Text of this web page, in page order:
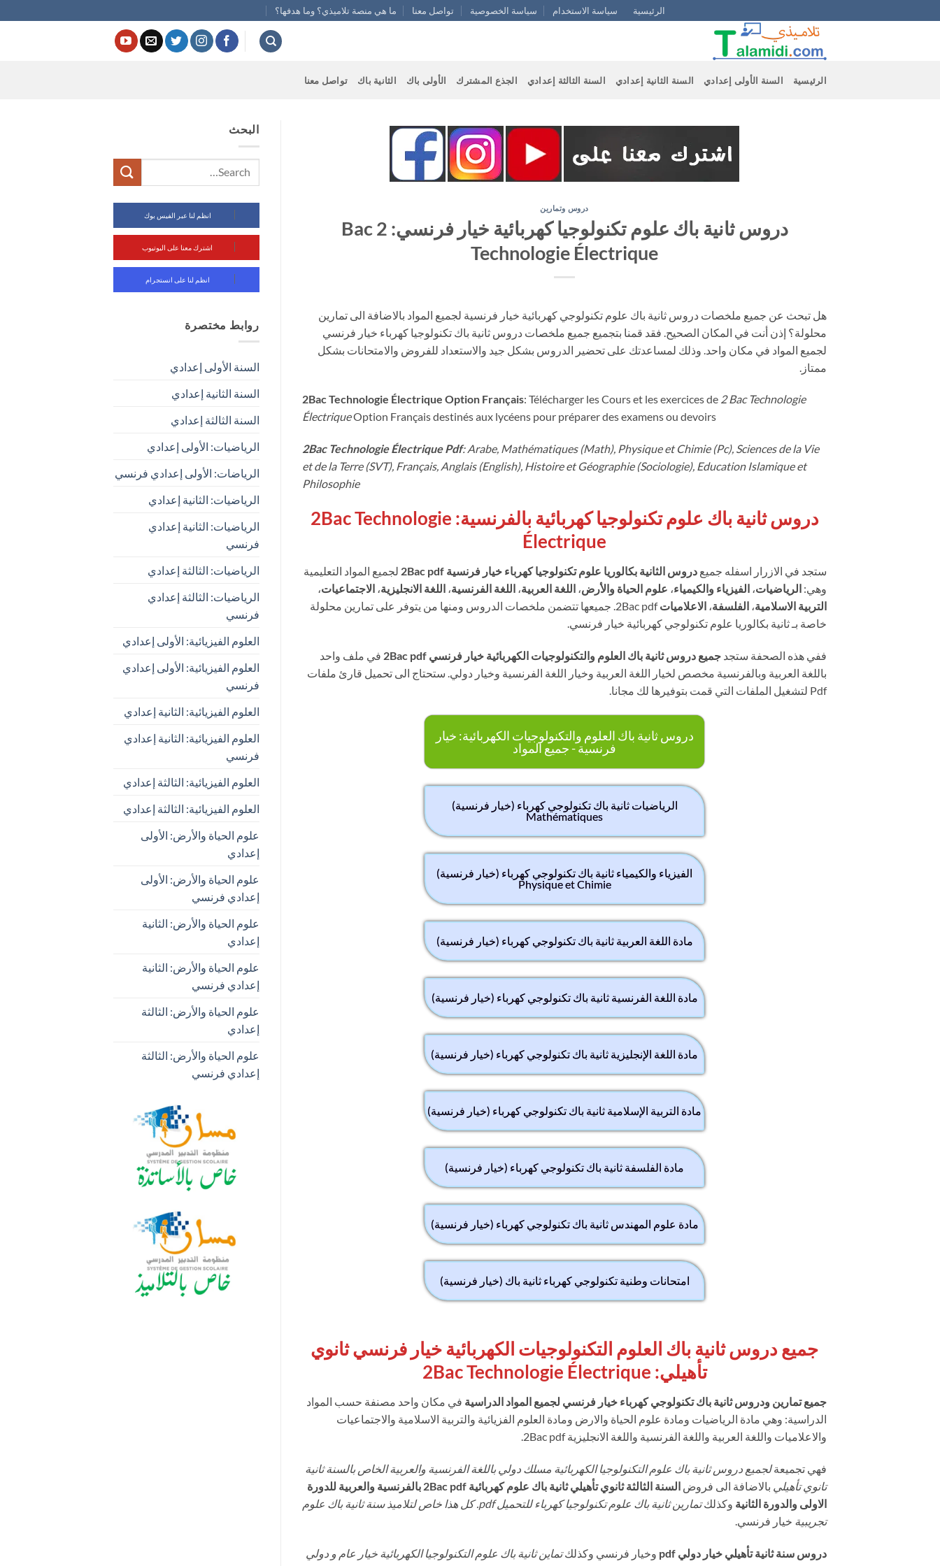
to
الرئيسية سياسة الاستخدام سياسة الخصوصية تواصل معنا ما هي منصة تلاميذي؟ وما هدفها؟
الرئيسية السنة الأولى إعدادي السنة الثانية إعدادي السنة الثالثة إعدادي الجذع المشترك الأولى باك الثانية باك تواصل معنا
دروس وتمارين
دروس ثانية باك علوم تكنولوجيا كهربائية خيار فرنسي: 2 Bac
Technologie Électrique
هل تبحث عن جميع ملخصات دروس ثانية باك علوم تكنولوجي كهربائية خيار فرنسية لجميع المواد بالاضافة الى تمارين
محلولة؟ إذن أنت في المكان الصحيح. فقد قمنا بتجميع جميع ملخصات دروس ثانية باك تكنولوجيا كهرباء خيار فرنسي
لجميع المواد في مكان واحد. وذلك لمساعدتك على تحضير الدروس بشكل جيد والاستعداد للفروض والامتحانات بشكل
ممتاز.
2Bac Technologie Électrique Option Français: Télécharger les Cours et les exercices de 2 Bac Technologie
ÉlectriqueOption Français destinés aux lycéens pour préparer des examens ou devoirs
2Bac Technologie Électrique Pdf: Arabe, Mathématiques (Math), Physique et Chimie (Pc), Sciences de la Vie
et de la Terre (SVT), Français, Anglais (English), Histoire et Géographie (Sociologie), Education Islamique et
Philosophie
دروس ثانية باك علوم تكنولوجيا كهربائية بالفرنسية: 2Bac Technologie
Électrique
ستجد في الازرار اسفله جميع دروس الثانية بكالوريا علوم تكنولوجيا كهرباء خيار فرنسية 2Bac pdf
لجميع المواد التعليمية
وهي: الرياضيات، الفيزياء والكيمياء، علوم الحياة والأرض، اللغة العربية، اللغة الفرنسية، اللغة الانجليزية، الاجتماعيات،
التربية الاسلامية، الفلسفة، الاعلاميات
2Bac pdf. جميعها تتضمن ملخصات الدروس ومنها من يتوفر على تمارين محلولة
خاصة بـ ثانية بكالوريا علوم تكنولوجي كهربائية خيار فرنسي.
ففي هذه الصحفة ستجد جميع دروس ثانية باك العلوم والتكنولوجيات الكهربائية خيار فرنسي 2Bac pdf
في ملف واحد
باللغة العربية وبالفرنسية مخصص لخيار اللغة العربية وخيار اللغة الفرنسية وخيار دولي. ستحتاج الى تحميل قارئ ملفات
Pdf لتشغيل الملفات التي قمت بتوفيرها لك مجانا.
دروس ثانية باك العلوم والتكنولوجيات الكهربائية: خيار
فرنسية - جميع المواد
الرياضيات ثانية باك تكنولوجي كهرباء (خيار فرنسية)
Mathématiques
الفيزياء والكيمياء ثانية باك تكنولوجي كهرباء (خيار فرنسية)
Physique et Chimie
مادة اللغة العربية ثانية باك تكنولوجي كهرباء (خيار فرنسية)
مادة اللغة الفرنسية ثانية باك تكنولوجي كهرباء (خيار فرنسية)
مادة اللغة الإنجليزية ثانية باك تكنولوجي كهرباء (خيار فرنسية)
مادة التربية الإسلامية ثانية باك تكنولوجي كهرباء (خيار فرنسية)
مادة الفلسفة ثانية باك تكنولوجي كهرباء (خيار فرنسية)
مادة علوم المهندس ثانية باك تكنولوجي كهرباء (خيار فرنسية)
امتحانات وطنية تكنولوجي كهرباء ثانية باك (خيار فرنسية)
جميع دروس ثانية باك العلوم التكنولوجيات الكهربائية خيار فرنسي ثانوي
تأهيلي:
جميع تمارين ودروس ثانية باك تكنولوجي كهرباء خيار فرنسي لجميع المواد الدراسية في مكان واحد مصنفة حسب المواد
الدراسية: وهي مادة الرياضيات ومادة علوم الحياة والارض ومادة العلوم الفزيائية والتربية الاسلامية والاجتماعيات
والاعلاميات واللغة العربية واللغة الفرنسية واللغة الانجليزية 2Bac pdf.
فهي تجميعةلجميع دروس ثانية باك علوم التكنولوجيا الكهربائية مسلك دولي باللغة الفرنسية والعربية الخاص بالسنة ثانية
تانوي تأهيلي بالاضافة الى فروض السنة الثالثة ثانوي تأهيلي ثانية باك علوم كهربائية 2Bac pdf
بالفرنسية والعربية للدورة
الاولى والدورة الثانية وكذلك
تمارين ثانية باك علوم تكنولوجيا كهرباء للتحميل pdf. كل هذا خاص لتلاميذ سنة ثانية باك علوم
تجريبية خيار فرنسي.
دروس سنة ثانية تأهيلي خيار دولي pdf وخيار فرنسي وكذلكتماين ثانية باك علوم التكنولوجيا الكهربائية خيار عام و دولي
البحث
انظم لنا عبر الفيس بوك
اشترك معنا على اليوتيوب
انظم لنا على انستجرام
روابط مختصرة
السنة الأولى إعدادي
السنة الثانية إعدادي
السنة الثالثة إعدادي
الرياضيات: الأولى إعدادي
الرياضات: الأولى إعدادي فرنسي
الرياضيات: الثانية إعدادي
الرياضيات: الثانية إعدادي
فرنسي
الرياضيات: الثالثة إعدادي
الرياضيات: الثالثة إعدادي
فرنسي
العلوم الفيزيائية: الأولى إعدادي
العلوم الفيزيائية: الأولى إعدادي
فرنسي
العلوم الفيزيائية: الثانية إعدادي
العلوم الفيزيائية: الثانية إعدادي
فرنسي
العلوم الفيزيائية: الثالثة إعدادي
العلوم الفيزيائية: الثالثة إعدادي
علوم الحياة والأرض: الأولى
إعدادي
علوم الحياة والأرض: الأولى
إعدادي فرنسي
علوم الحياة والأرض: الثانية
إعدادي
علوم الحياة والأرض: الثانية
إعدادي فرنسي
علوم الحياة والأرض: الثالثة
إعدادي
علوم الحياة والأرض: الثالثة
إعدادي فرنسي